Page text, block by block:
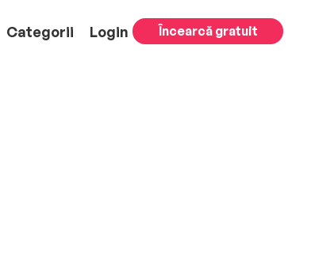
Categorii Login Încearcă gratuit